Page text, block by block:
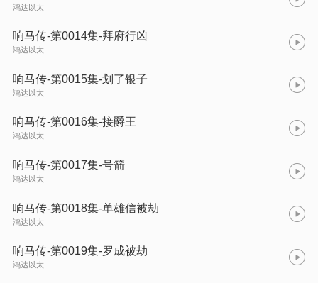
鸿达以太
响马传-第0014集-拜府行凶
鸿达以太
响马传-第0015集-划了银子
鸿达以太
响马传-第0016集-接爵王
鸿达以太
响马传-第0017集-号箭
鸿达以太
响马传-第0018集-单雄信被劫
鸿达以太
响马传-第0019集-罗成被劫
鸿达以太